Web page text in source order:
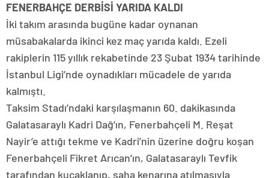
FENERBAHÇE DERBİSİ YARIDA KALDI
İki takım arasında bugüne kadar oynanan
müsabakalarda ikinci kez maç yarıda kaldı. Ezeli
rakiplerin 115 yıllık rekabetinde 23 Şubat 1934 tarihinde
İstanbul Ligi’nde oynadıkları mücadele de yarıda
kalmıştı.
Taksim Stadı’ndaki karşılaşmanın 60. dakikasında
Galatasaraylı Kadri Dağ’ın, Fenerbahçeli M. Reşat
Nayir’e attığı tekme ve Kadri’nin üzerine doğru koşan
Fenerbahçeli Fikret Arıcan’ın, Galatasaraylı Tevfik
tarafından kucaklanıp, saha kenarına atılmasıyla